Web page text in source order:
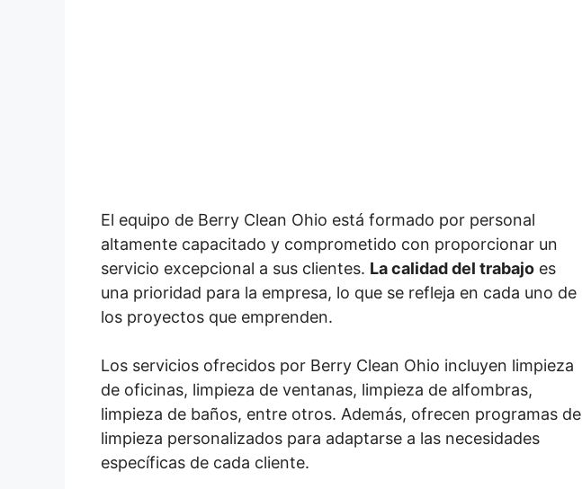
El equipo de Berry Clean Ohio está formado por personal
altamente capacitado y comprometido con proporcionar un
servicio excepcional a sus clientes. La calidad del trabajo es
una prioridad para la empresa, lo que se refleja en cada uno de
los proyectos que emprenden.
Los servicios ofrecidos por Berry Clean Ohio incluyen limpieza
de oficinas, limpieza de ventanas, limpieza de alfombras,
limpieza de baños, entre otros. Además, ofrecen programas de
limpieza personalizados para adaptarse a las necesidades
específicas de cada cliente.